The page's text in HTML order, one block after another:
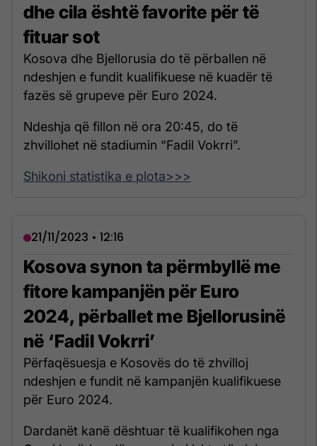
dhe cila është favorite për të
fituar sot
Kosova dhe Bjellorusia do të përballen në
ndeshjen e fundit kualifikuese në kuadër të
fazës së grupeve për Euro 2024.
Ndeshja që fillon në ora 20:45, do të
zhvillohet në stadiumin “Fadil Vokrri”.
Shikoni statistika e plota>>>
21/11/2023 • 12:16
Kosova synon ta përmbyllë me
fitore kampanjën për Euro
2024, përballet me Bjellorusinë
në ‘Fadil Vokrri’
Përfaqësuesja e Kosovës do të zhvilloj
ndeshjen e fundit në kampanjën kualifikuese
për Euro 2024.
Dardanët kanë dështuar të kualifikohen nga